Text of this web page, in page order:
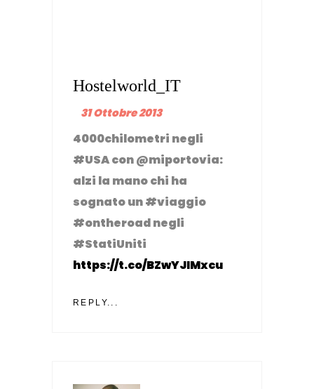
Hostelworld_IT
31 Ottobre 2013
4000chilometri negli
#USA con @miportovia:
alzi la mano chi ha
sognato un #viaggio
#ontheroad negli
#StatiUniti
https://t.co/BZwYJIMxcu
REPLY...